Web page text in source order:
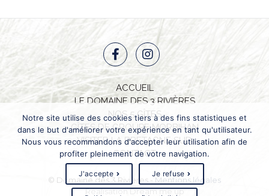
ACCUEIL
LE DOMAINE DES 3 RIVIÈRES
NOS 5 GÎTES
GÎTES DE GROUPE MORBIHAN
VISITER LA BRETAGNE SUD
CONTACT
© Domaine des 3 Rivières - Mentions légales
Réalisation Dream me up
Notre site utilise des cookies tiers à des fins statistiques et
dans le but d'améliorer votre expérience en tant qu'utilisateur.
Nous vous recommandons d'accepter leur utilisation afin de
profiter pleinement de votre navigation.
J'accepte Je refuse